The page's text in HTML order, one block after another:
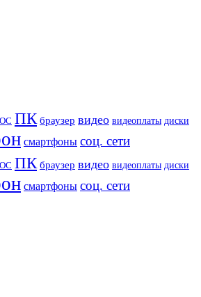
ОС ПК браузер видео видеоплаты диски
смартфоны соц. сети
ОС ПК браузер видео видеоплаты диски
смартфоны соц. сети